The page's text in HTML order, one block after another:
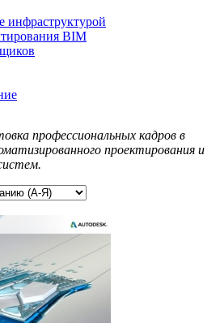
инфраструктурой
BIM
профессиональных кадров в
проектирования и